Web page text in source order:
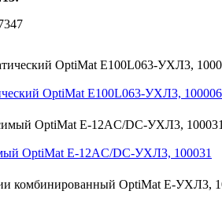
OptiMat E100L063-УХЛ3, 100006
OptiMat E-12AC/DC-УХЛ3, 100031